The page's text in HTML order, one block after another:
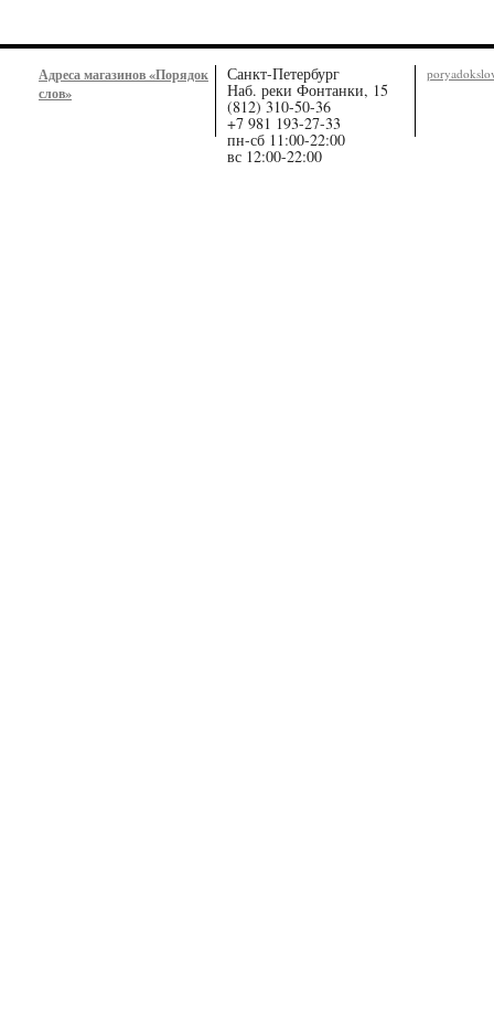
Адреса магазинов «Порядок
слов»
Санкт-Петербург
Наб. реки Фонтанки, 15
(812) 310-50-36
+7 981 193-27-33
пн-сб 11:00-22:00
вс 12:00-22:00